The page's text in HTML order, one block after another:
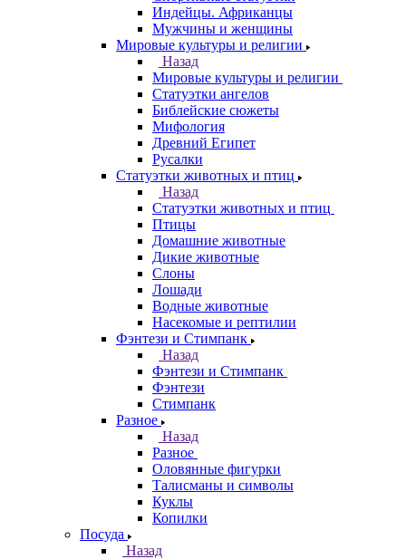
Индейцы. Африканцы
Мужчины и женщины
Мировые культуры и религии
Назад
Мировые культуры и религии
Статуэтки ангелов
Библейские сюжеты
Мифология
Древний Египет
Русалки
Статуэтки животных и птиц
Назад
Статуэтки животных и птиц
Птицы
Домашние животные
Дикие животные
Слоны
Лошади
Водные животные
Насекомые и рептилии
Фэнтези и Стимпанк
Назад
Фэнтези и Стимпанк
Фэнтези
Стимпанк
Разное
Назад
Разное
Оловянные фигурки
Талисманы и символы
Куклы
Копилки
Посуда
Назад